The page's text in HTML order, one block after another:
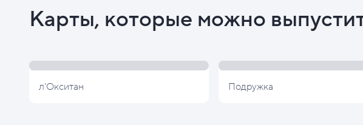
Карты, которые можно
л'Окситан Подружка